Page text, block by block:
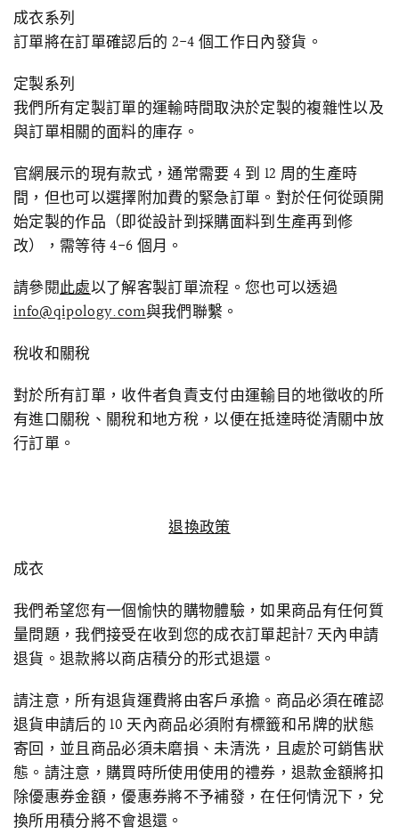
成衣系列
訂單將在訂單確認后的 2-4 個工作日內發貨。
定製系列
我們所有定製訂單的運輸時間取決於定製的複雜性以及
與訂單相關的面料的庫存。
官網展示的現有款式，通常需要 4 到 12 周的生產時
間，但也可以選擇附加費的緊急訂單。對於任何從頭開
始定製的作品（即從設計到採購面料到生產再到修
改），需等待 4-6 個月。
請參閱此處以了解客製訂單流程。您也可以透過
info@qipology.com與我們聯繫。
稅收和關稅
對於所有訂單，收件者負責支付由運輸目的地徵收的所
有進口關稅、關稅和地方稅，以便在抵達時從清關中放
行訂單。
退換政策
成衣
我們希望您有一個愉快的購物體驗，如果商品有任何質
量問題，我們接受在收到您的成衣訂單起計7 天內申請
退貨。退款將以商店積分的形式退還。
請注意，所有退貨運費將由客戶承擔。商品必須在確認
退貨申請后的 10 天內商品必須附有標籤和吊牌的狀態
寄回，並且商品必須未磨損、未清洗，且處於可銷售狀
態。請注意，購買時所使用使用的禮券，退款金額將扣
除優惠券金額，優惠券將不予補發，在任何情況下，兌
換所用積分將不會退還。